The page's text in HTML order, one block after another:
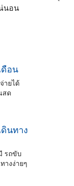
นอน
ดือน
ายได้
สด
นทาง
รถขับ
างง่ายๆ